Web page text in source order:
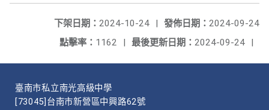
發佈日期： 2024-09-24
下架日期： 2024-10-24
|
最後更新日期： 2024-09-24 |
點擊率： 1162 |
臺南市私立南光高級中學
[73045]台南市新營區中興路62號